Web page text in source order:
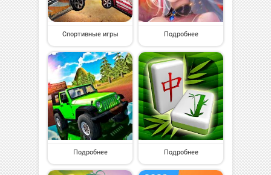
Спортивные игры Подробнее
Подробнее Подробнее